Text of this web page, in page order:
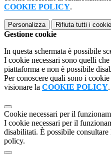
COOKIE POLICY.
Personalizza Rifiuta tutti i
Gestione cookie
In questa schermata è possibile
I cookie necessari sono quelli
piattaforma e non è possibile
Per conoscere quali sono i
visionare la COOKIE POLICY.
Cookie necessari per il
I cookie necessari per il
disabilitati. È possibile
policy.